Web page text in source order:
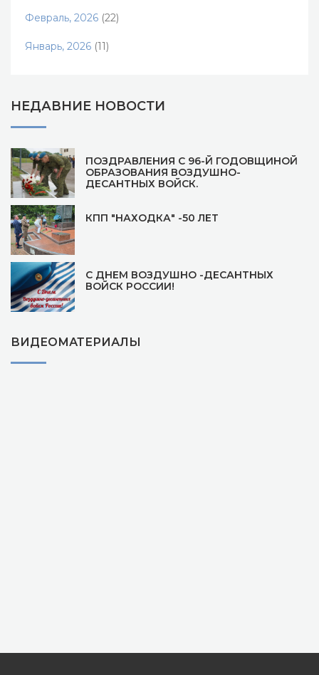
Февраль, 2026 (22)
Январь, 2026 (11)
НЕДАВНИЕ НОВОСТИ
ПОЗДРАВЛЕНИЯ С 96-Й ГОДОВЩИНОЙ
ОБРАЗОВАНИЯ ВОЗДУШНО-
ДЕСАНТНЫХ ВОЙСК.
КПП "НАХОДКА" -50 ЛЕТ
С ДНЕМ ВОЗДУШНО -ДЕСАНТНЫХ
ВОЙСК РОССИИ!
ВИДЕОМАТЕРИАЛЫ